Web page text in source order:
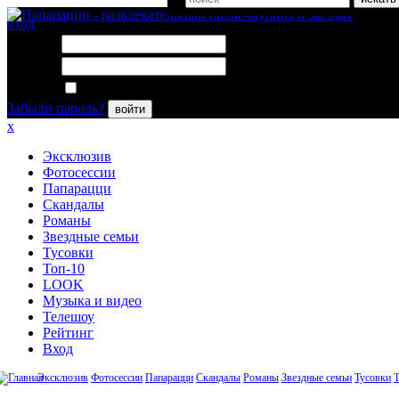
вход
Забыли пароль?
войти
x
Эксклюзив
Фотосессии
Папарацци
Скандалы
Романы
Звездные семьи
Тусовки
Топ-10
LOOK
Музыка и видео
Телешоу
Рейтинг
Вход
Эксклюзив Фотосессии Папарацци Скандалы Романы Звездные семьи Тусовки